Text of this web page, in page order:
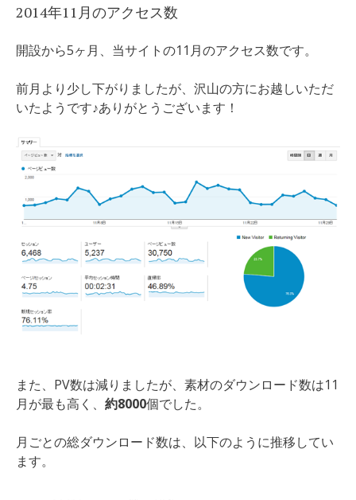
2014年11月のアクセス数
開設から5ヶ月、当サイトの11月のアクセス数です。
前月より少し下がりましたが、沢山の方にお越しいただ
いたようです♪ありがとうございます！
また、PV数は減りましたが、素材のダウンロード数は11
月が最も高く、 約8000個でした。
月ごとの総ダウンロード数は、以下のように推移してい
ます。